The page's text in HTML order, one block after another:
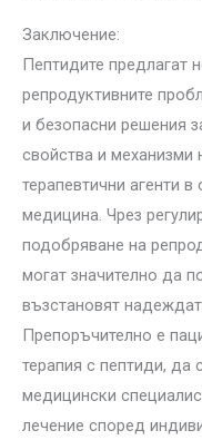
Заключение:
Пептидите предлагат
репродуктивните
и безопасни решения
свойства и
терапевтични агенти
медицина. Чрез
подобряване на
могат значително да
възстановят
Препоръчително е
терапия с пептиди, да
медицински
лечение според